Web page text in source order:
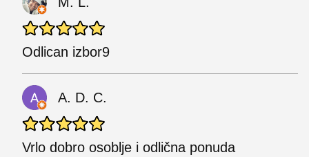
Odlican izbor9
A. D. C.
Vrlo dobro osoblje i odlična ponuda